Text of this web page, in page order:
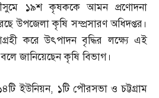
১৯শ কৃষককে আমন প্রণোদনা
উপজেলা কৃষি সম্প্রসারণ অধিদপ্তর।
করে উৎপাদন বৃদ্ধির লক্ষ্যে এই
জানিয়েছেন কৃষি বিভাগ।
ইউনিয়ন, ১টি পৌরসভা ও চট্টগ্রাম